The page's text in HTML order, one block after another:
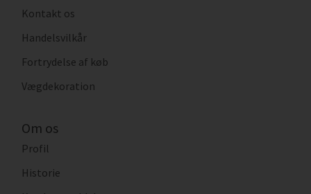
Kontakt os
Handelsvilkår
Fortrydelse af køb
Vægdekoration
Om os
Profil
Historie